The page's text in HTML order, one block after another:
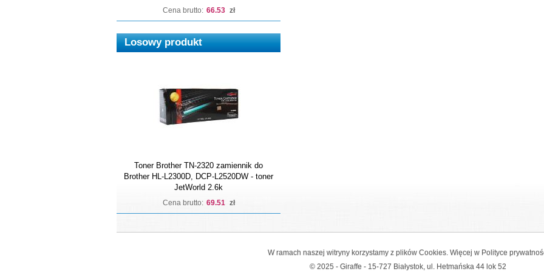
Cena brutto: 66.53 zł
Losowy produkt
Toner Brother TN-2320 zamiennik do
Brother HL-L2300D, DCP-L2520DW - toner
JetWorld 2.6k
Cena brutto: 69.51 zł
W ramach naszej witryny korzystamy z plików Cookies. Więcej w Polityce
© 2025 - Giraffe - 15-727 Białystok, ul. Hetmańska 44 lok 52